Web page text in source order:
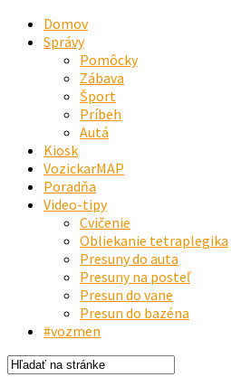
Domov
Správy
Pomôcky
Zábava
Šport
Príbeh
Autá
Kiosk
VozickarMAP
Poradňa
Video-tipy
Cvičenie
Obliekanie tetraplegika
Presuny do auta
Presuny na posteľ
Presun do vane
Presun do bazéna
#vozmen